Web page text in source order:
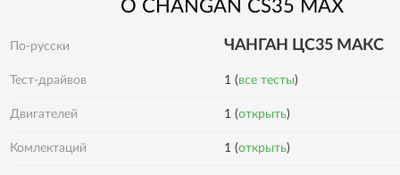
О CHANGAN CS35 MAX
По-русски ЧАНГАН ЦС35 МАКС
Тест-драйвов 1 (все тесты)
Двигателей 1 (открыть)
Комлектаций 1 (открыть)